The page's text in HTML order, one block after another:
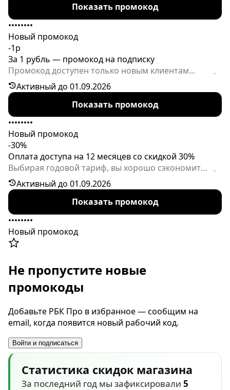
Показать промокод
••••••••
Новый промокод
-1р
За 1 рубль — промокод на подписку
Промокод доступен только новым клиентам
сервиса. Количество активаций ограничено.
Активный до 01.09.2026
Показать промокод
••••••••
Новый промокод
-30%
Оплата доступа на 12 месяцев со скидкой 30%
Выбирая годовой тариф, вы хорошо сэкономите
по коду спецпредложения. Сроки действия
акции ограничены.
Активный до 01.09.2026
Показать промокод
••••••••
Новый промокод
Не пропустите новые
промокоды
Добавьте РБК Про в избранное — сообщим на
email, когда появится новый рабочий код.
Войти и подписаться
Статистика скидок магазина
За последний год мы зафиксировали 5